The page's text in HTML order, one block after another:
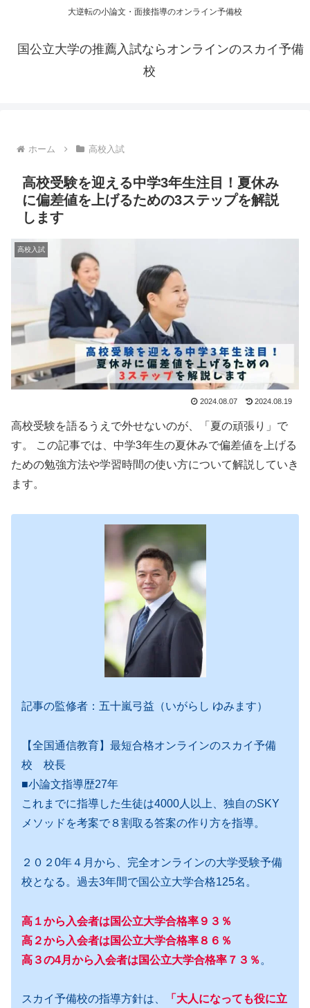
大逆転の小論文・面接指導のオンライン予備校
国公立大学の推薦入試ならオンラインのスカイ予備
校
ホーム 高校入試
高校受験を迎える中学3年生注目！夏休み
に偏差値を上げるための3ステップを解説
します
高校入試
2024.08.07 2024.08.19
高校受験を語るうえで外せないのが、「夏の頑張り」で
す。 この記事では、中学3年生の夏休みで偏差値を上げる
ための勉強方法や学習時間の使い方について解説していき
ます。
記事の監修者：五十嵐弓益（いがらし ゆみます）
【全国通信教育】最短合格オンラインのスカイ予備
校 校長
■小論文指導歴27年
これまでに指導した生徒は4000人以上、独自のSKY
メソッドを考案で８割取る答案の作り方を指導。
２０２0年４月から、完全オンラインの大学受験予備
校となる。過去3年間で国公立大学合格125名。
高１から入会者は国公立大学合格率９３％
高２から入会者は国公立大学合格率８６％
高３の4月から入会者は国公立大学合格率７３％ 。
スカイ予備校の指導方針は、
「大人になっても役に立